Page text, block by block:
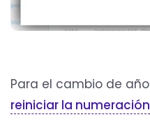
Para el cambio de año
reiniciar la numeración